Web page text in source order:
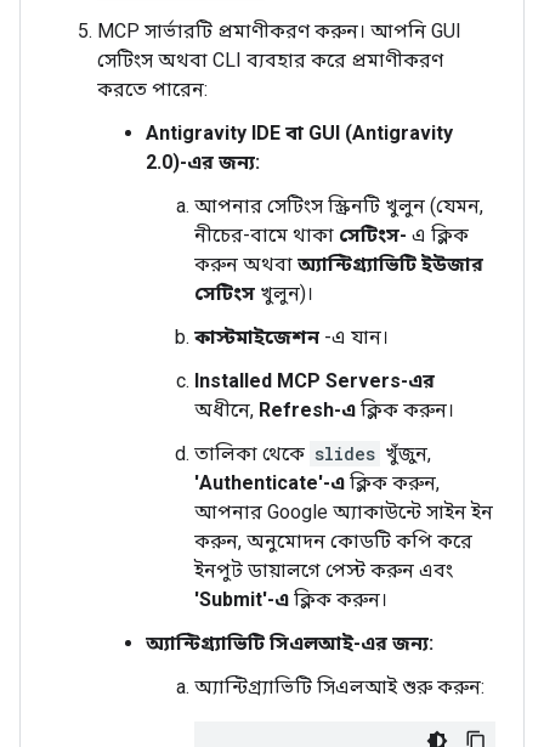
MCP সার্ভারটি প্রমাণীকরণ করুন। আপনি GUI
সেটিংস অথবা CLI ব্যবহার করে প্রমাণীকরণ
করতে পারেন:
Antigravity IDE বা GUI (Antigravity
2.0)-এর জন্য:
আপনার সেটিংস স্ক্রিনটি খুলুন (যেমন,
নীচের-বামে থাকা সেটিংস- এ ক্লিক
করুন অথবা অ্যান্টিগ্র্যাভিটি ইউজার
সেটিংস খুলুন)।
কাস্টমাইজেশন -এ যান।
Installed MCP Servers-এর
অধীনে, Refresh-এ ক্লিক করুন।
তালিকা থেকে slides খুঁজুন,
'Authenticate'-এ ক্লিক করুন,
আপনার Google অ্যাকাউন্টে সাইন ইন
করুন, অনুমোদন কোডটি কপি করে
ইনপুট ডায়ালগে পেস্ট করুন এবং
'Submit'-এ ক্লিক করুন।
অ্যান্টিগ্র্যাভিটি সিএলআই-এর জন্য:
অ্যান্টিগ্র্যাভিটি সিএলআই শুরু করুন: